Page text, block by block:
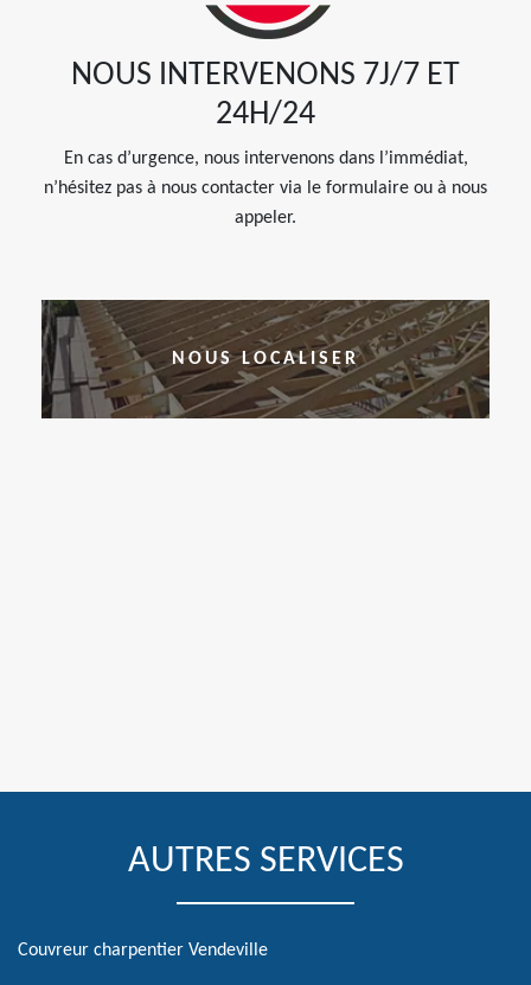
NOUS INTERVENONS 7J/7 ET
24H/24
En cas d’urgence, nous intervenons dans l’immédiat,
n’hésitez pas à nous contacter via le formulaire ou à nous
appeler.
NOUS LOCALISER
AUTRES SERVICES
Couvreur charpentier Vendeville